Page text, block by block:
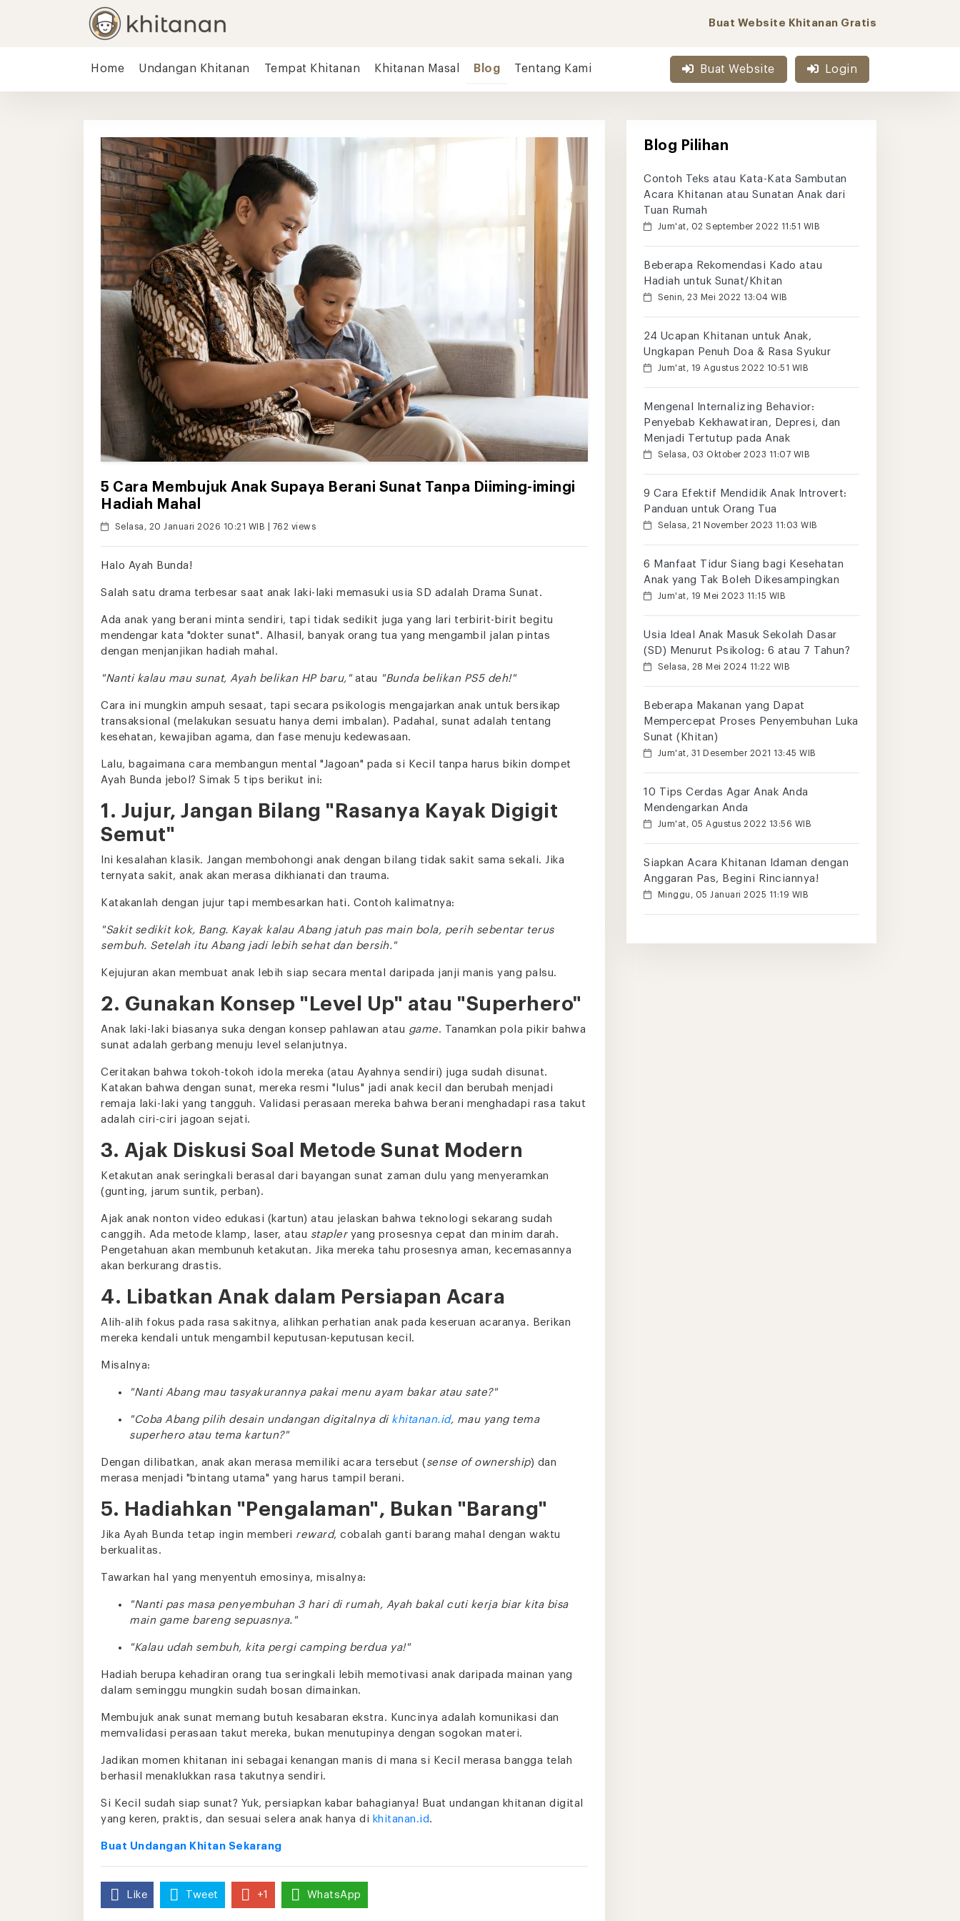
Buat Website Khitanan Gratis
Home Undangan Khitanan Tempat Khitanan Khitanan Masal Blog Tentang Kami Buat Website Login
5 Cara Membujuk Anak Supaya Berani Sunat Tanpa Diiming-imingi
Hadiah Mahal
Selasa, 20 Januari 2026 10:21 WIB | 762 views
Halo Ayah Bunda!
Salah satu drama terbesar saat anak laki-laki memasuki usia SD adalah Drama Sunat.
Ada anak yang berani minta sendiri, tapi tidak sedikit juga yang lari terbirit-birit begitu
mendengar kata "dokter sunat". Alhasil, banyak orang tua yang mengambil jalan pintas
dengan menjanjikan hadiah mahal.
"Nanti kalau mau sunat, Ayah belikan HP baru,"atau "Bunda belikan PS5 deh!"
Cara ini mungkin ampuh sesaat, tapi secara psikologis mengajarkan anak untuk bersikap
transaksional (melakukan sesuatu hanya demi imbalan). Padahal, sunat adalah tentang
kesehatan, kewajiban agama, dan fase menuju kedewasaan.
Lalu, bagaimana cara membangun mental "Jagoan" pada si Kecil tanpa harus bikin dompet
Ayah Bunda jebol? Simak 5 tips berikut ini:
1. Jujur, Jangan Bilang "Rasanya Kayak Digigit
Semut"
Ini kesalahan klasik. Jangan membohongi anak dengan bilang tidak sakit sama sekali. Jika
ternyata sakit, anak akan merasa dikhianati dan trauma.
Katakanlah dengan jujur tapi membesarkan hati. Contoh kalimatnya:
"Sakit sedikit kok, Bang. Kayak kalau Abang jatuh pas main bola, perih sebentar terus
sembuh. Setelah itu Abang jadi lebih sehat dan bersih."
Kejujuran akan membuat anak lebih siap secara mental daripada janji manis yang palsu.
2. Gunakan Konsep "Level Up" atau "Superhero"
Anak laki-laki biasanya suka dengan konsep pahlawan atau game. Tanamkan pola pikir bahwa
sunat adalah gerbang menuju level selanjutnya.
Ceritakan bahwa tokoh-tokoh idola mereka (atau Ayahnya sendiri) juga sudah disunat.
Katakan bahwa dengan sunat, mereka resmi "lulus" jadi anak kecil dan berubah menjadi
remaja laki-laki yang tangguh. Validasi perasaan mereka bahwa berani menghadapi rasa takut
adalah ciri-ciri jagoan sejati.
3. Ajak Diskusi Soal Metode Sunat Modern
Ketakutan anak seringkali berasal dari bayangan sunat zaman dulu yang menyeramkan
(gunting, jarum suntik, perban).
Ajak anak nonton video edukasi (kartun) atau jelaskan bahwa teknologi sekarang sudah
canggih. Ada metode klamp, laser, atau stapleryang prosesnya cepat dan minim darah.
Pengetahuan akan membunuh ketakutan. Jika mereka tahu prosesnya aman, kecemasannya
akan berkurang drastis.
4. Libatkan Anak dalam Persiapan Acara
Alih-alih fokus pada rasa sakitnya, alihkan perhatian anak pada keseruan acaranya. Berikan
mereka kendali untuk mengambil keputusan-keputusan kecil.
Misalnya:
"Nanti Abang mau tasyakurannya pakai menu ayam bakar atau sate?"
"Coba Abang pilih desain undangan digitalnya di khitanan.id, mau yang tema
superhero atau tema kartun?"
Dengan dilibatkan, anak akan merasa memiliki acara tersebut ( sense of ownership) dan
merasa menjadi "bintang utama" yang harus tampil berani.
5. Hadiahkan "Pengalaman", Bukan "Barang"
Jika Ayah Bunda tetap ingin memberi reward, cobalah ganti barang mahal dengan waktu
berkualitas.
Tawarkan hal yang menyentuh emosinya, misalnya:
"Nanti pas masa penyembuhan 3 hari di rumah, Ayah bakal cuti kerja biar kita bisa
main game bareng sepuasnya."
"Kalau udah sembuh, kita pergi camping berdua ya!"
Hadiah berupa kehadiran orang tua seringkali lebih memotivasi anak daripada mainan yang
dalam seminggu mungkin sudah bosan dimainkan.
Membujuk anak sunat memang butuh kesabaran ekstra. Kuncinya adalah komunikasi dan
memvalidasi perasaan takut mereka, bukan menutupinya dengan sogokan materi.
Jadikan momen khitanan ini sebagai kenangan manis di mana si Kecil merasa bangga telah
berhasil menaklukkan rasa takutnya sendiri.
Si Kecil sudah siap sunat? Yuk, persiapkan kabar bahagianya! Buat undangan khitanan digital
yang keren, praktis, dan sesuai selera anak hanya di khitanan.id .
Buat Undangan Khitan Sekarang
Like Tweet +1 WhatsApp
Blog Pilihan
Contoh Teks atau Kata-Kata Sambutan
Acara Khitanan atau Sunatan Anak dari
Tuan Rumah
Jum'at, 02 September 2022 11:51 WIB
Beberapa Rekomendasi Kado atau
Hadiah untuk Sunat/Khitan
Senin, 23 Mei 2022 13:04 WIB
24 Ucapan Khitanan untuk Anak,
Ungkapan Penuh Doa & Rasa Syukur
Jum'at, 19 Agustus 2022 10:51 WIB
Mengenal Internalizing Behavior:
Penyebab Kekhawatiran, Depresi, dan
Menjadi Tertutup pada Anak
Selasa, 03 Oktober 2023 11:07 WIB
9 Cara Efektif Mendidik Anak Introvert:
Panduan untuk Orang Tua
Selasa, 21 November 2023 11:03 WIB
6 Manfaat Tidur Siang bagi Kesehatan
Anak yang Tak Boleh Dikesampingkan
Jum'at, 19 Mei 2023 11:15 WIB
Usia Ideal Anak Masuk Sekolah Dasar
(SD) Menurut Psikolog: 6 atau 7 Tahun?
Selasa, 28 Mei 2024 11:22 WIB
Beberapa Makanan yang Dapat
Mempercepat Proses Penyembuhan Luka
Sunat (Khitan)
Jum'at, 31 Desember 2021 13:45 WIB
10 Tips Cerdas Agar Anak Anda
Mendengarkan Anda
Jum'at, 05 Agustus 2022 13:56 WIB
Siapkan Acara Khitanan Idaman dengan
Anggaran Pas, Begini Rinciannya!
Minggu, 05 Januari 2025 11:19 WIB